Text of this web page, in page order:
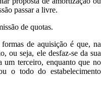
passar a livre.
de quotas.
de aquisição é que, na
ou seja, ele desfaz-se da sua
um terceiro, enquanto que no
o todo do estabelecimento